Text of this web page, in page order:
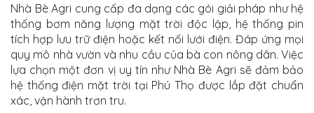
Nhà Bè Agri cung cấp đa dạng các gói giải pháp như hệ
thống bơm năng lượng mặt trời độc lập, hệ thống pin
tích hợp lưu trữ điện hoặc kết nối lưới điện. Đáp ứng mọi
quy mô nhà vườn và nhu cầu của bà con nông dân. Việc
lựa chọn một đơn vị uy tín như Nhà Bè Agri sẽ đảm bảo
hệ thống điện mặt trời tại Phú Thọ được lắp đặt chuẩn
xác, vận hành trơn tru.